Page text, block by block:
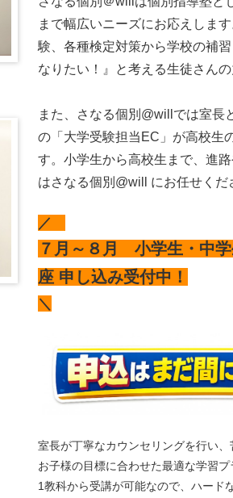
まで幅広いニーズにお応えしま
験、各種検定対策から学校の補
なりたい！』と考える生徒さんの
また、さなる個別@willでは室長
の「大学受験担当EC」が高校生
す。小学生から高校生まで、進
はさなる個別@will にお任せくだ
／
７月～８月 小学生・中
座 申し込み受付中！
＼
室長が丁寧なカウンセリングを行い、
お子様の目標に合わせた最適な学習プ
1教科から受講が可能なので、ハード